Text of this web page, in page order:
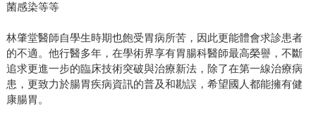
菌感染等等
林肇堂醫師自學生時期也飽受胃病所苦，因此更能體會求診患者
的不適。他行醫多年，在學術界享有胃腸科醫師最高榮譽，不斷
追求更進一步的臨床技術突破與治療新法，除了在第一線治療病
患，更致力於腸胃疾病資訊的普及和勘誤，希望國人都能擁有健
康腸胃。